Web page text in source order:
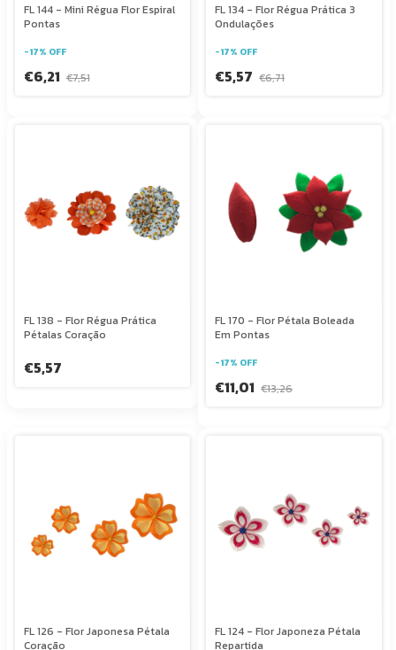
FL 144 - Mini Régua Flor Espiral
Pontas
-17% OFF
€6,21 €7,51
FL 134 - Flor Régua Prática 3
Ondulações
-17% OFF
€5,57 €6,71
FL 138 - Flor Régua Prática
Pétalas Coração
€5,57
FL 170 - Flor Pétala Boleada
Em Pontas
-17% OFF
€11,01 €13,26
FL 126 - Flor Japonesa Pétala
Coração
FL 124 - Flor Japoneza Pétala
Repartida